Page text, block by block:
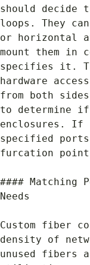
should decide
loops. They
or horizontal
mount them in
specifies it.
hardware
from both
to determine
enclosures. If
specified
furcation point
#### Matching
Needs
Custom fiber
density of
unused fibers